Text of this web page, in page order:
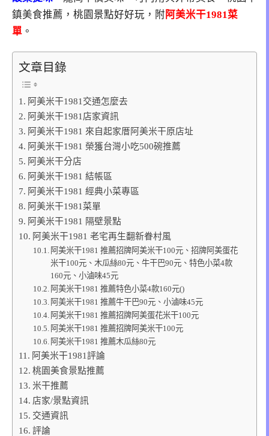
鎮美食推薦，桃園景點好好玩，附 阿美米干1981菜
單 。
文章目錄
阿美米干1981交通怎麼去
阿美米干1981店家資訊
阿美米干1981 來自起家厝阿美米干原店址
阿美米干1981 榮獲台灣小吃500碗推薦
阿美米干分店
阿美米干1981 結帳區
阿美米干1981 經典小菜專區
阿美米干1981菜單
阿美米干1981 隔壁景點
阿美米干1981 老宅再生翻新眷村風
阿美米干1981 推薦招牌阿美米干100元、招牌阿美蛋花
米干100元、木瓜絲80元、牛干巴90元、特色小菜4款
160元、小滷味45元
阿美米干1981 推薦特色小菜4款160元()
阿美米干1981 推薦牛干巴90元、小滷味45元
阿美米干1981 推薦招牌阿美蛋花米干100元
阿美米干1981 推薦招牌阿美米干100元
阿美米干1981 推薦木瓜絲80元
阿美米干1981評論
桃園美食景點推薦
米干推薦
店家/景點資訊
交通資訊
評論